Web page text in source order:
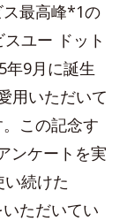
最高峰*1の
ユー ドット
年9月に誕生
用いただいて
この記念す
ンケートを実
続けた
ただいてい